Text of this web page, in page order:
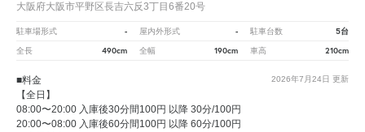
大阪府大阪市平野区長吉六反3丁目6番20号
駐車場形式 - 屋内外形式 - 駐車台数 5台
全長 490cm 全幅 190cm 車高 210cm
2026年7月24日 更新
■料金
【全日】
08:00〜20:00 入庫後30分間100円 以降 30分/100円
20:00〜08:00 入庫後60分間100円 以降 60分/100円